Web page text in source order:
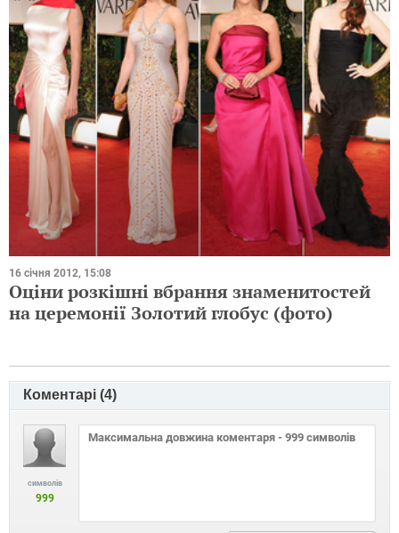
16 січня 2012, 15:08
Оціни розкішні вбрання знаменитостей
на церемонії Золотий глобус (фото)
Коментарі (4)
символів
999